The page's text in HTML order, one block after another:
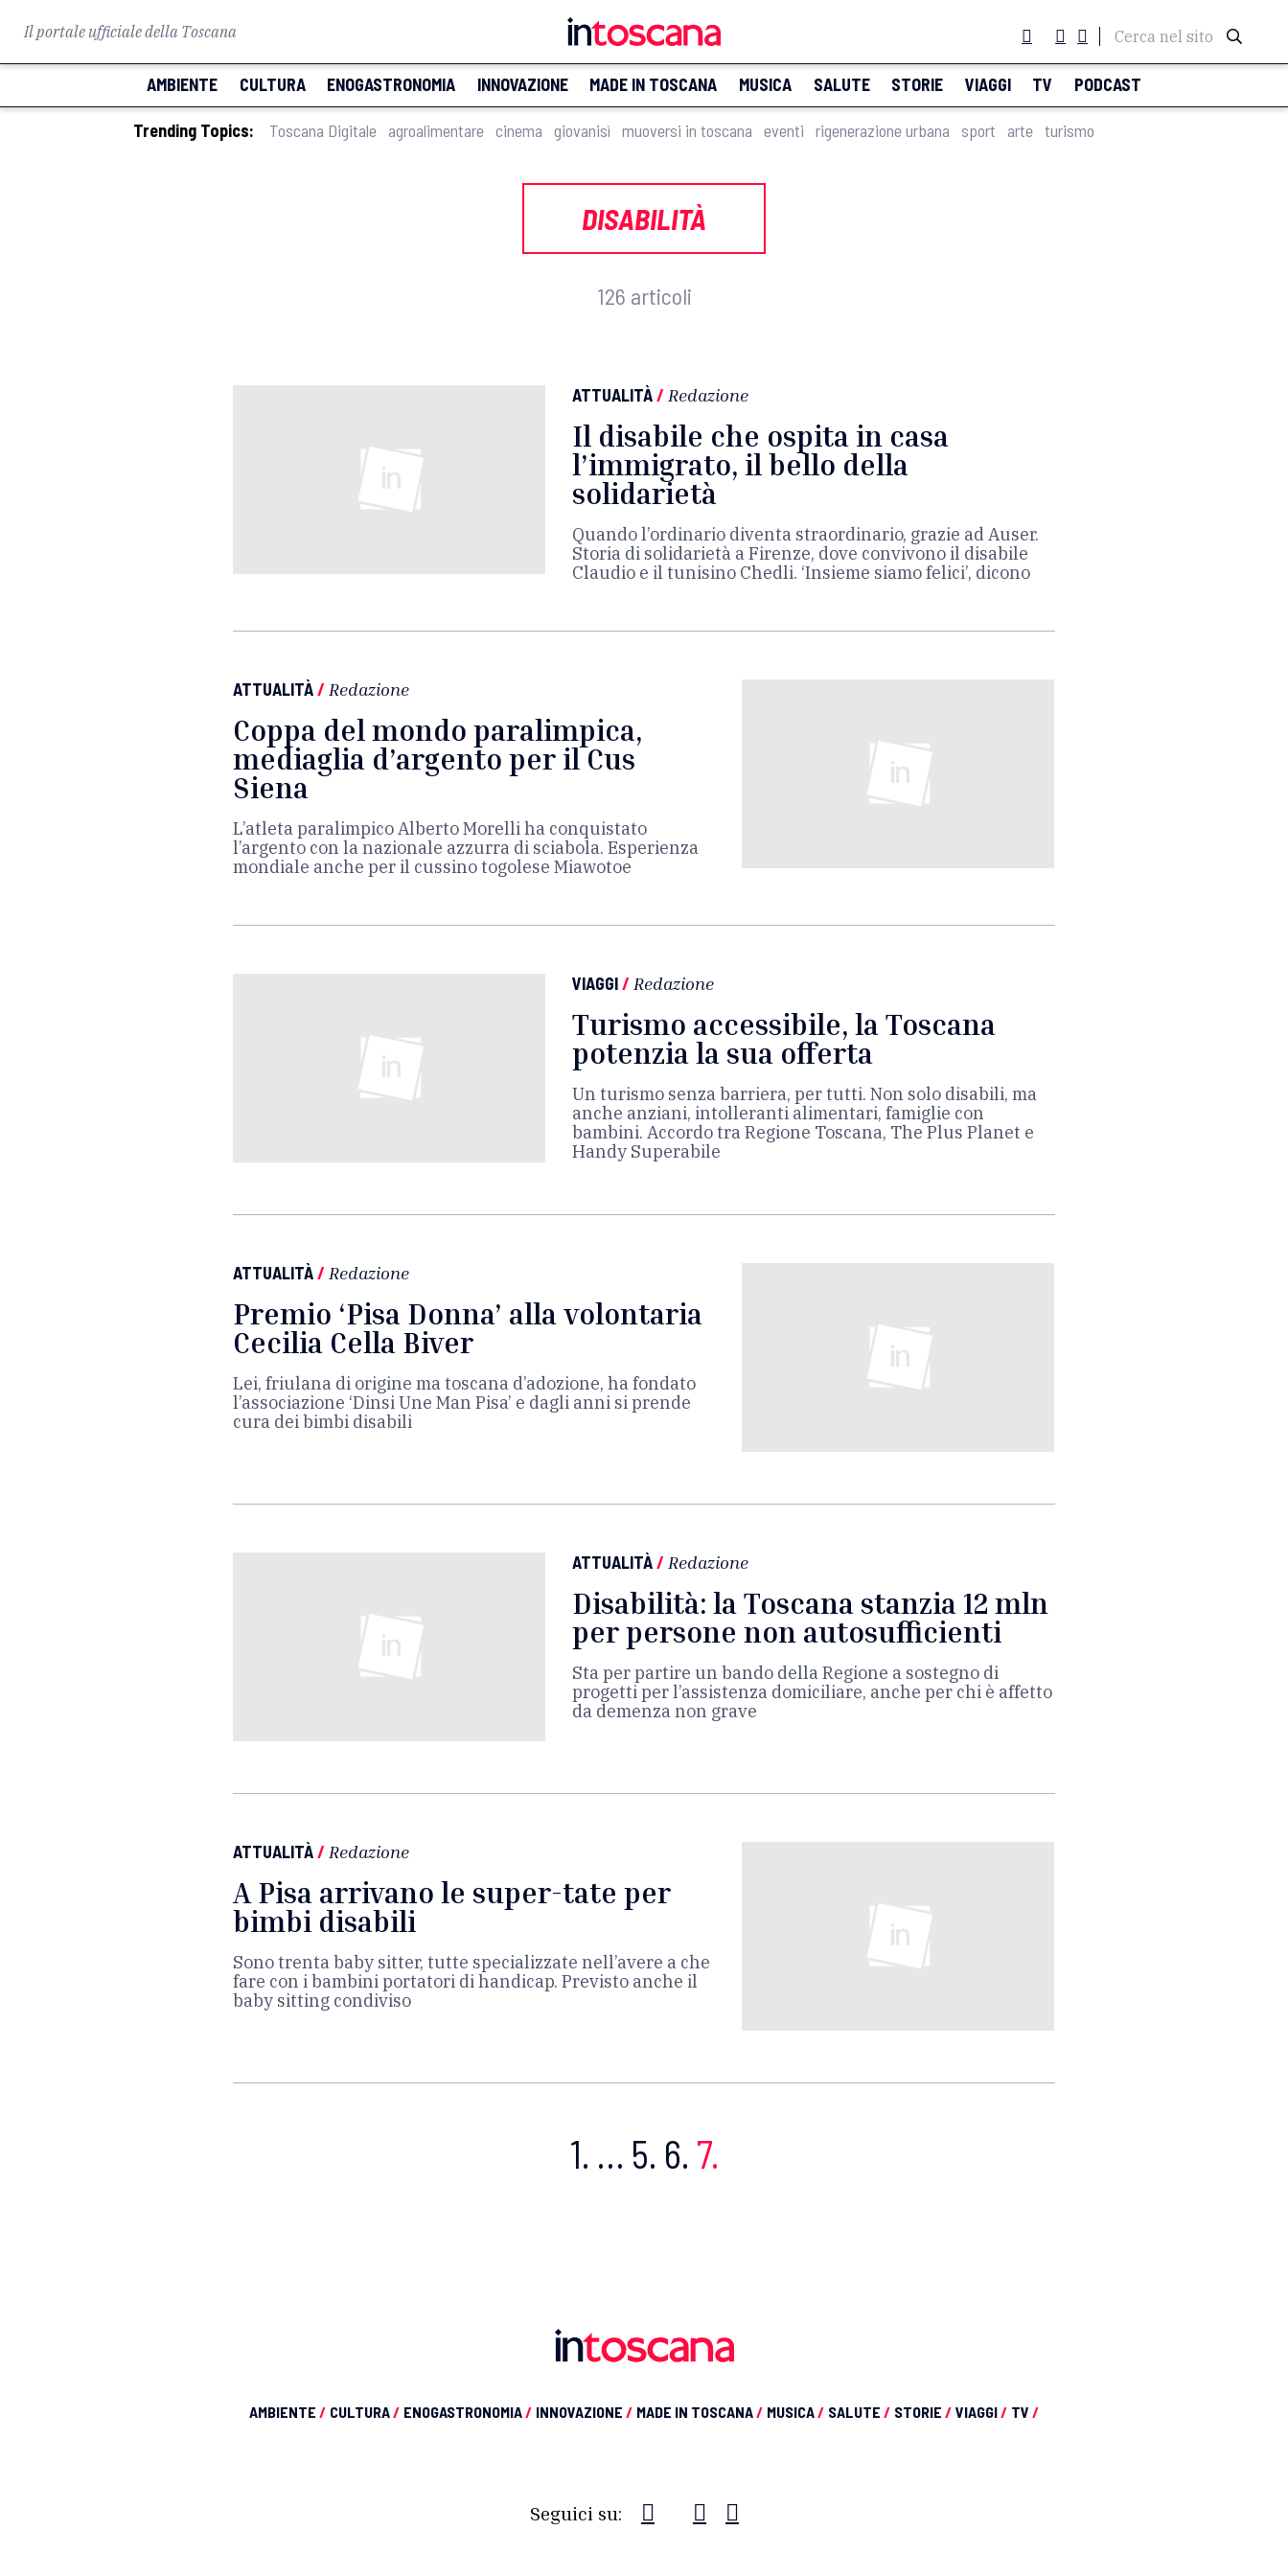
Il portale ufficiale della Toscana Cerca nel sito
AMBIENTE CULTURA ENOGASTRONOMIA INNOVAZIONE MADE IN TOSCANA MUSICA SALUTE STORIE VIAGGI TV PODCAST
Trending Topics: Toscana Digitale agroalimentare cinema giovanisì muoversi in toscana eventi rigenerazione urbana sport arte turismo
DISABILITÀ
126 articoli
ATTUALITÀ/ Redazione
Il disabile che ospita in casa
l’immigrato, il bello della
solidarietà
Quando l’ordinario diventa straordinario, grazie ad Auser.
Storia di solidarietà a Firenze, dove convivono il disabile
Claudio e il tunisino Chedli. ‘Insieme siamo felici’, dicono
ATTUALITÀ/ Redazione
Coppa del mondo paralimpica,
mediaglia d’argento per il Cus
Siena
L’atleta paralimpico Alberto Morelli ha conquistato
l’argento con la nazionale azzurra di sciabola. Esperienza
mondiale anche per il cussino togolese Miawotoe
VIAGGI/ Redazione
Turismo accessibile, la Toscana
potenzia la sua offerta
Un turismo senza barriera, per tutti. Non solo disabili, ma
anche anziani, intolleranti alimentari, famiglie con
bambini. Accordo tra Regione Toscana, The Plus Planet e
Handy Superabile
ATTUALITÀ/ Redazione
Premio ‘Pisa Donna’ alla volontaria
Cecilia Cella Biver
Lei, friulana di origine ma toscana d’adozione, ha fondato
l’associazione ‘Dinsi Une Man Pisa’ e dagli anni si prende
cura dei bimbi disabili
ATTUALITÀ/ Redazione
Disabilità: la Toscana stanzia 12 mln
per persone non autosufficienti
Sta per partire un bando della Regione a sostegno di
progetti per l’assistenza domiciliare, anche per chi è affetto
da demenza non grave
ATTUALITÀ/ Redazione
A Pisa arrivano le super-tate per
bimbi disabili
Sono trenta baby sitter, tutte specializzate nell’avere a che
fare con i bambini portatori di handicap. Previsto anche il
baby sitting condiviso
1. … 5. 6. 7.
AMBIENTE / CULTURA/ ENOGASTRONOMIA/ INNOVAZIONE / MADE IN TOSCANA/ MUSICA/ SALUTE / STORIE / VIAGGI/ TV /
Seguici su: